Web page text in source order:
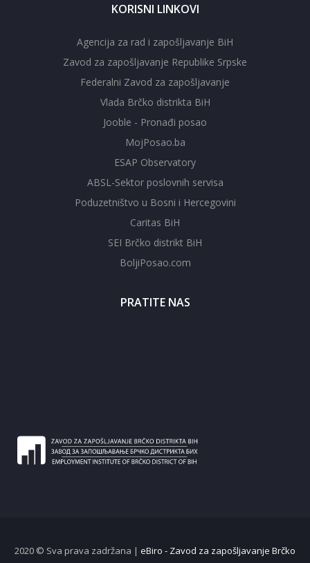
KORISNI LINKOVI
Agencija za rad i zapošljavanje BiH
Zavod za zapošljavanje Republike Srpske
Federalni Zavod za zapošljavanje
Vlada Brčko distrikta BiH
Jooble - Pronađi posao
MojPosao.ba
ESAP Observatory
ABSL-Sektor poslovnih servisa
Poduzetništvo u Bosni i Hercegovini
Caritas BiH
SEI Brčko distrikt BiH
BoljiPosao.com
PRATITE NAS
2020 © Sva prava zadržana | eBiro - Zavod za zapošljavanje Brčko